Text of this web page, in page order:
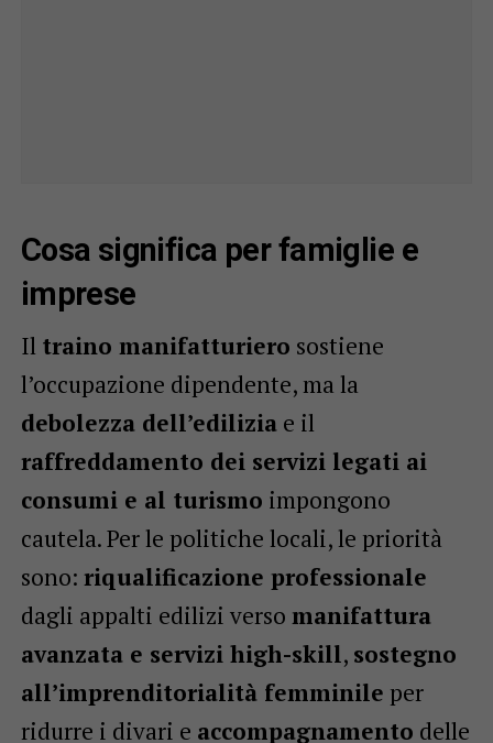
Cosa significa per famiglie e
imprese
Il traino manifatturiero sostiene
l’occupazione dipendente, ma la
debolezza dell’ediliziae il
raffreddamento dei servizi legati ai
consumi e al turismo impongono
cautela. Per le politiche locali, le priorità
sono: riqualificazione professionale
dagli appalti edilizi verso manifattura
avanzata e servizi high-skill, sostegno
all’imprenditorialità femminile per
ridurre i divari e accompagnamento delle